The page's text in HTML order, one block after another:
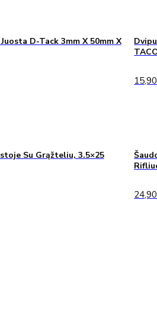
D-Tack 3mm X 50mm X
Su Grąžteliu, 3.5×25